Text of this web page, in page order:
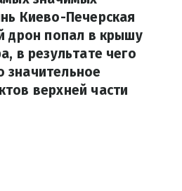
Киево-Печерская
дрон попал в крышу
в результате чего
верхней части